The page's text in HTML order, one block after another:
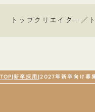
TOP 新卒採用 2027年新卒向け募
トップクリエイター／